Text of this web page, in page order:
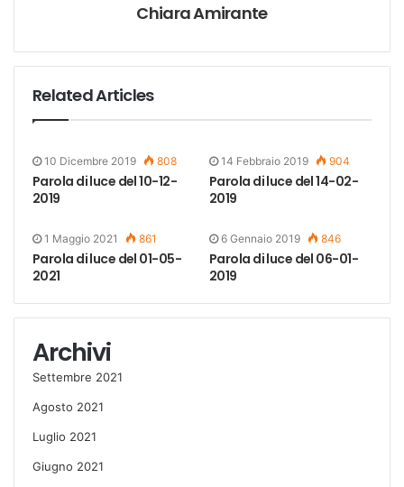
Chiara Amirante
Related Articles
10 Dicembre 2019 808
Parola di luce del 10-12-
2019
14 Febbraio 2019 904
Parola di luce del 14-02-
2019
1 Maggio 2021 861
Parola di luce del 01-05-
2021
6 Gennaio 2019 846
Parola di luce del 06-01-
2019
Archivi
Settembre 2021
Agosto 2021
Luglio 2021
Giugno 2021